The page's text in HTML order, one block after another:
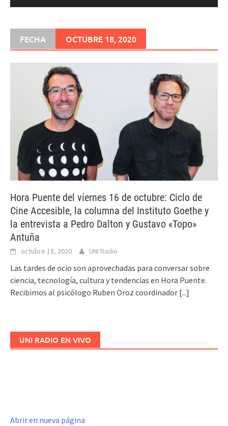
FECHA OCTUBRE 18, 2020
Hora Puente del viernes 16 de octubre: Ciclo de
Cine Accesible, la columna del Instituto Goethe y
la entrevista a Pedro Dalton y Gustavo «Topo»
Antuña
octubre 18, 2020 UNI Radio
Las tardes de ocio son aprovechadas para conversar sobre
ciencia, tecnología, cultura y tendencias en Hora Puente.
Recibimos al psicólogo Ruben Oroz coordinador [...]
UNI RADIO EN VIVO
Abrir en nueva página